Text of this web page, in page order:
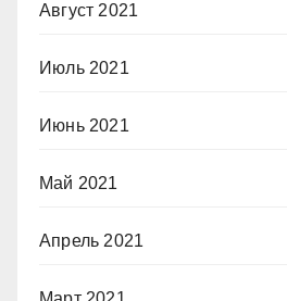
Август 2021
Июль 2021
Июнь 2021
Май 2021
Апрель 2021